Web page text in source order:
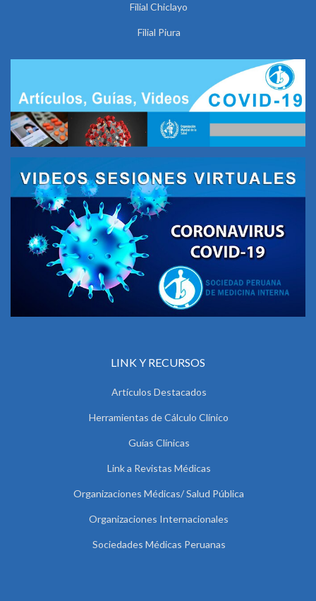
Filial Chiclayo
Filial Piura
LINK Y RECURSOS
Artículos Destacados
Herramientas de Cálculo Clínico
Guías Clínicas
Link a Revistas Médicas
Organizaciones Médicas/ Salud Pública
Organizaciones Internacionales
Sociedades Médicas Peruanas